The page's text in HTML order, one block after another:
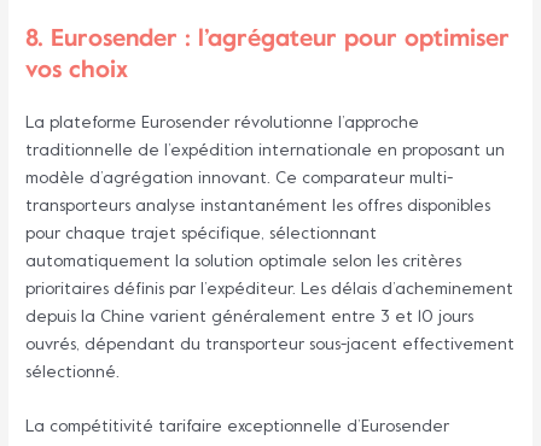
8. Eurosender : l’agrégateur pour optimiser
vos choix
La plateforme Eurosender révolutionne l’approche
traditionnelle de l’expédition internationale en proposant un
modèle d’agrégation innovant. Ce comparateur multi-
transporteurs analyse instantanément les offres disponibles
pour chaque trajet spécifique, sélectionnant
automatiquement la solution optimale selon les critères
prioritaires définis par l’expéditeur. Les délais d’acheminement
depuis la Chine varient généralement entre 3 et 10 jours
ouvrés, dépendant du transporteur sous-jacent effectivement
sélectionné.
La compétitivité tarifaire exceptionnelle d’Eurosender